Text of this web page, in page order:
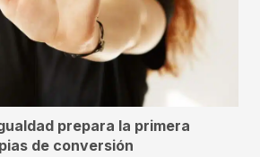
prepara la primera
de conversión